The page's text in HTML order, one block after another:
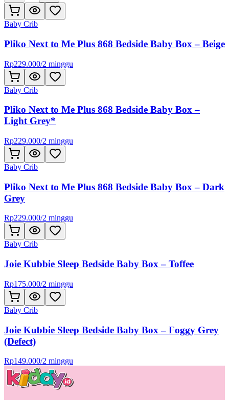
Baby Crib
Pliko Next to Me Plus 868 Bedside Baby Box – Beige
Rp229.000/2 minggu
Baby Crib
Pliko Next to Me Plus 868 Bedside Baby Box –
Light Grey*
Rp229.000/2 minggu
Baby Crib
Pliko Next to Me Plus 868 Bedside Baby Box – Dark
Grey
Rp229.000/2 minggu
Baby Crib
Joie Kubbie Sleep Bedside Baby Box – Toffee
Rp175.000/2 minggu
Baby Crib
Joie Kubbie Sleep Bedside Baby Box – Foggy Grey
(Defect)
Rp149.000/2 minggu